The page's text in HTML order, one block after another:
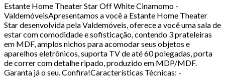
Estante Home Theater Star Off White Cinamomo -
ValdemóveisApresentamos a você a Estante Home Theater
Star desenvolvida pela Valdemóveis, oferece a você uma sala de
estar com comodidade e sofisticação, contendo 3 prateleiras
em MDF, amplos nichos para acomodar seus objetos e
aparelhos eletrônicos, suporta TV de até 60 polegadas, porta
de correr com detalhe ripado, produzido em MDP/MDF.
Garanta já o seu. Confira!Características Técnicas: -